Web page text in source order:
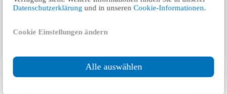
Datenschutzerklärung und in unserenCookie-Informationen.
Cookie Einstellungen ändern
Alle auswählen